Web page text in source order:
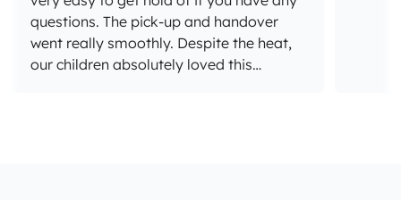
questions. The pick-up and handover
went really smoothly. Despite the heat,
our children absolutely loved this